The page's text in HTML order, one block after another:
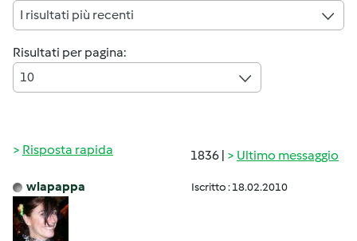
I risultati più recenti
Risultati per pagina:
10
1836 | Ultimo messaggio
Risposta rapida
wlapappa Iscritto : 18.02.2010